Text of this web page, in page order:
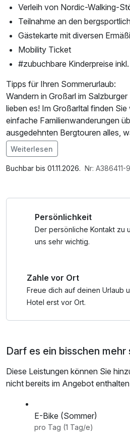
Verleih von Nordic-Walking-
Teilnahme an den
Gästekarte mit diversen
Mobility Ticket
#zubuchbare Kinderpreise
Tipps für Ihren Sommerurlaub:
Wandern in Großarl im
lieben es! Im Großarltal finden
einfache Familienwanderungen
ausgedehnten Bergtouren alles,
höherschlagen lässt – seit 2010
Österreichischen Wander-
auf 15 Mountainbike-Routen im
Höhenmetern austoben. Wer’s
wählt das E-Bike. Damit geht’s
Nur fünf Gehminuten von uns
m2 großen Areal, befindet sich
multifunktionelle Sport- und
Beachvolleyballplatz, 2
Streetsoccer, Streetball, etc.
Skifahren in Großarl im
lieben es! Im Großarler Skigebiet
Im Angebot enthalten
Saunabenutzung, Saunatuch,
Weiterlesen
Buchbar bis 01.11.2026. Nr: A386411-
Persönlichkeit
Der persönliche Kontakt zu
uns sehr wichtig.
Zahle vor Ort
Freue dich auf deinen Urlaub
Hotel erst vor Ort.
Darf es ein bisschen mehr
Diese Leistungen können Sie
nicht bereits im Angebot
E-Bike (Sommer)
pro Tag (1 Tag/e)